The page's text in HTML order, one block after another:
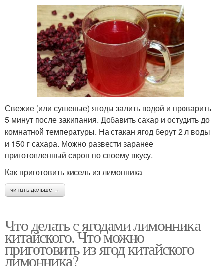
Свежие (или сушеные) ягоды залить водой и проварить
5 минут после закипания. Добавить сахар и остудить до
комнатной температуры. На стакан ягод берут 2 л воды
и 150 г сахара. Можно развести заранее
приготовленный сироп по своему вкусу.
Как приготовить кисель из лимонника
читать дальше →
Что делать с ягодами лимонника
китайского. Что можно
приготовить из ягод китайского
лимонника?